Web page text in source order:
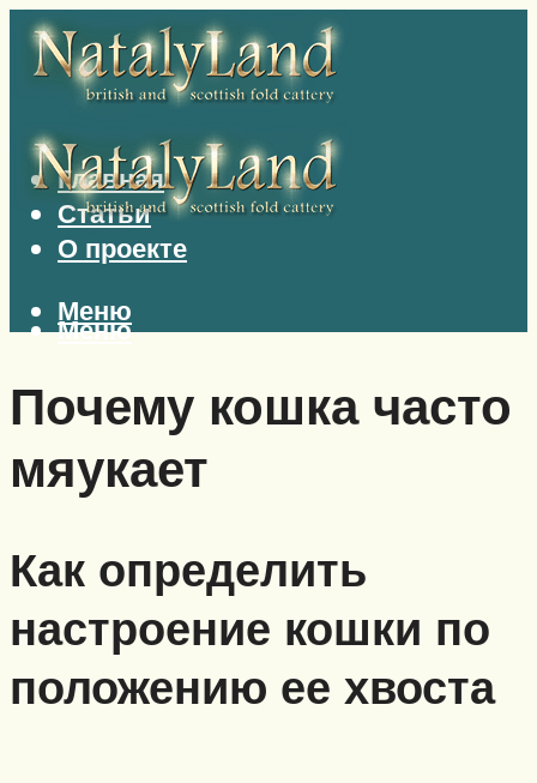
Главная
Статьи
О проекте
Меню
Меню
Почему кошка часто
мяукает
Как определить
настроение кошки по
положению ее хвоста